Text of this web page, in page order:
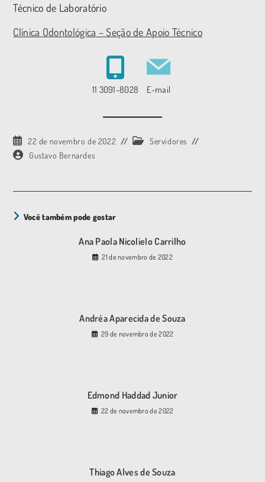
Técnico de Laboratório
Clínica Odontológica – Seção de Apoio Técnico
11 3091-8028 E-mail
22 de novembro de 2022
Servidores
Gustavo Bernardes
Você também pode gostar
Ana Paola Nicolielo Carrilho
21 de novembro de 2022
Andréa Aparecida de Souza
29 de novembro de 2022
Edmond Haddad Junior
22 de novembro de 2022
Thiago Alves de Souza